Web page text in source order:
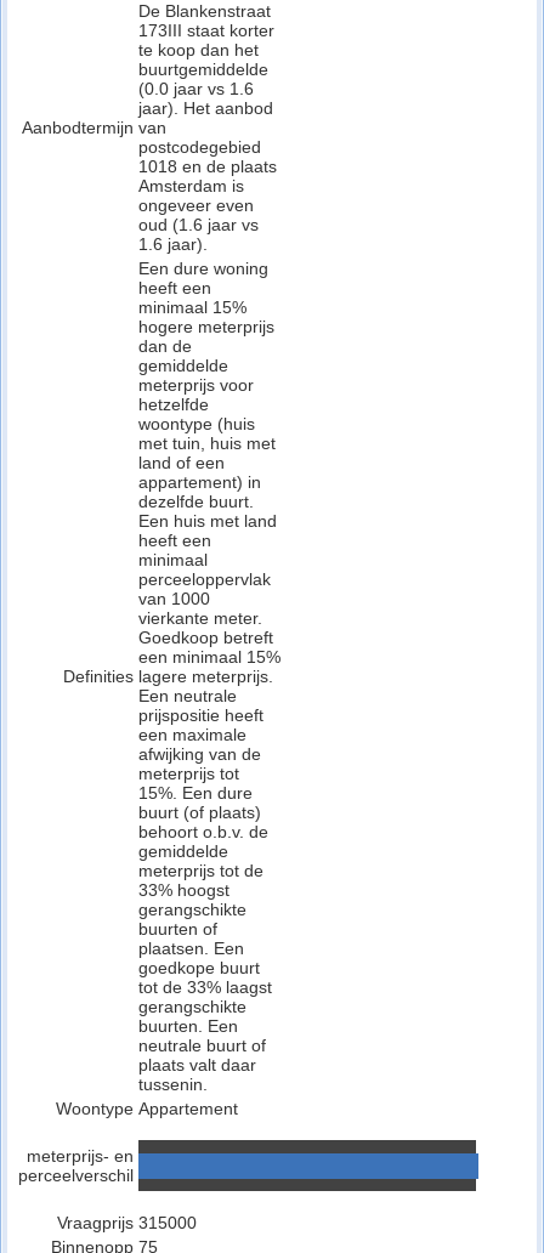
Aanbodtermijn
De Blankenstraat
173III staat korter
te koop dan het
buurtgemiddelde
(0.0 jaar vs 1.6
jaar). Het aanbod
van
postcodegebied
1018 en de plaats
Amsterdam is
ongeveer even
oud (1.6 jaar vs
1.6 jaar).
Definities
Een dure woning
heeft een
minimaal 15%
hogere meterprijs
dan de
gemiddelde
meterprijs voor
hetzelfde
woontype (huis
met tuin, huis met
land of een
appartement) in
dezelfde buurt.
Een huis met land
heeft een
minimaal
perceeloppervlak
van 1000
vierkante meter.
Goedkoop betreft
een minimaal 15%
lagere meterprijs.
Een neutrale
prijspositie heeft
een maximale
afwijking van de
meterprijs tot
15%. Een dure
buurt (of plaats)
behoort o.b.v. de
gemiddelde
meterprijs tot de
33% hoogst
gerangschikte
buurten of
plaatsen. Een
goedkope buurt
tot de 33% laagst
gerangschikte
buurten. Een
neutrale buurt of
plaats valt daar
tussenin.
Woontype Appartement
meterprijs- en
perceelverschil
Vraagprijs 315000
Binnenopp 75